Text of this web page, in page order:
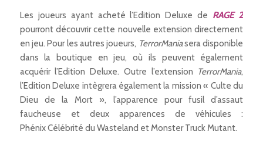
Les joueurs ayant acheté l’Edition Deluxe de RAGE 2
pourront découvrir cette nouvelle extension directement
en jeu. Pour les autres joueurs, TerrorManiasera disponible
dans la boutique en jeu, où ils peuvent également
acquérir l’Edition Deluxe. Outre l’extension TerrorMania,
l’Edition Deluxe intègrera également la mission « Culte du
Dieu de la Mort », l’apparence pour fusil d’assaut
faucheuse et deux apparences de véhicules :
Phénix Célébrité du Wasteland et Monster Truck Mutant.